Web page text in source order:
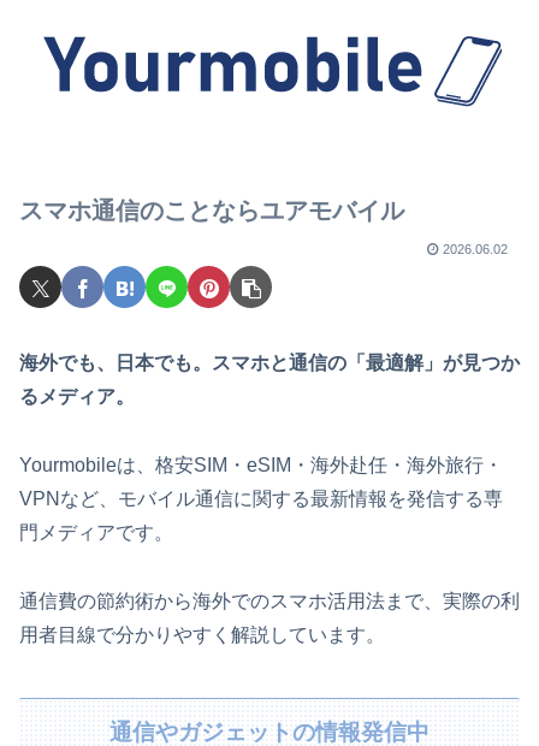
スマホ通信のことならユアモバイル
2026.06.02
海外でも、日本でも。スマホと通信の「最適解」が見つか
るメディア。
Yourmobileは、格安SIM・eSIM・海外赴任・海外旅行・
VPNなど、モバイル通信に関する最新情報を発信する専
門メディアです。
通信費の節約術から海外でのスマホ活用法まで、実際の利
用者目線で分かりやすく解説しています。
通信やガジェットの情報発信中